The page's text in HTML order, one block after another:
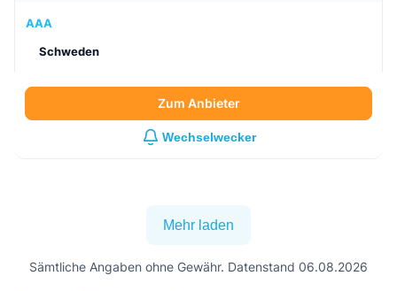
AAA
Schweden
Zum Anbieter
Wechselwecker
Mehr laden
Sämtliche Angaben ohne Gewähr. Datenstand 06.08.2026